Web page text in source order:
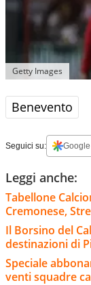
Getty Images
Benevento
Seguici su:
Leggi anche:
Tabellone
Cremonese,
Il Borsino del
destinazioni di
Speciale
venti squadre